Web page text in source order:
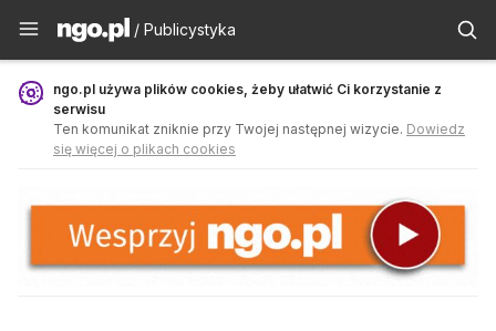
Publicystyka - ngo.pl
/ Publicystyka
ngo.pl używa plików cookies, żeby ułatwić Ci korzystanie z
serwisu
Ten komunikat zniknie przy Twojej następnej wizycie. Dowiedz
się więcej o plikach cookies